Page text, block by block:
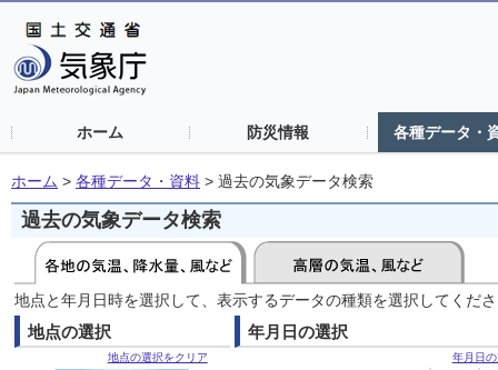
ホーム 防災情報 各種データ・
ホーム > 各種データ・資料 > 過去の気象データ検索
過去の気象データ検索
地点と年月日時を選択して、表示するデータの種類を選択してくだ
地点の選択
地点の選択をクリア
年月日の選択
年月日